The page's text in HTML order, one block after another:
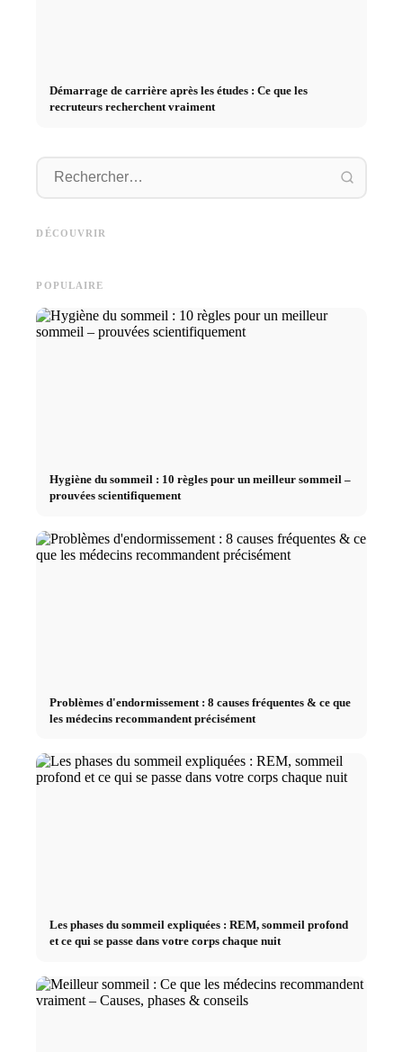
Démarrage de carrière après les études : Ce que les
recruteurs recherchent vraiment
DÉCOUVRIR
Deutschlandstipendium, BAföG
und smarte Spartipps
POPULAIRE
Hygiène du sommeil : 10 règles pour un meilleur sommeil –
prouvées scientifiquement
Problèmes d'endormissement : 8 causes fréquentes & ce que
les médecins recommandent précisément
Les phases du sommeil expliquées : REM, sommeil profond
et ce qui se passe dans votre corps chaque nuit